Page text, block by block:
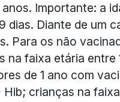
Importante: a
dias. Diante de um
Para os não
na faixa etária entre
de 1 ano com
crianças na